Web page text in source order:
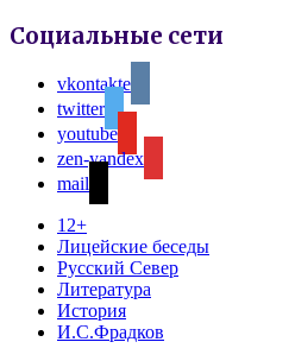
Социальные сети
vkontakte
twitter
youtube
zen-yandex
mail
12+
Лицейские беседы
Русский Север
Литература
История
И.С.Фрадков